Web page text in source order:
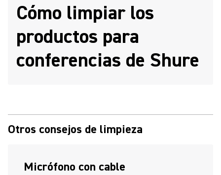
Cómo limpiar los
productos para
conferencias de Shure
Otros consejos de limpieza
Micrófono con cable